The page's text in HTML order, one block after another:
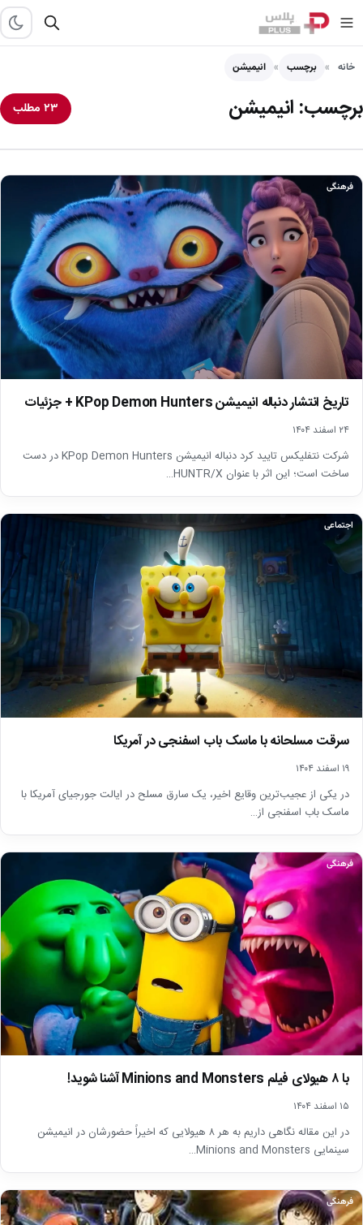
خانه برچسب انیمیشن
برچسب: انیمیشن ۲۳ مطلب
فرهنگی
تاریخ انتشار دنباله‌ انیمیشن KPop Demon Hunters + جزئیات
۲۴ اسفند ۱۴۰۴
شرکت نتفلیکس تایید کرد دنباله‌ انیمیشن KPop Demon Hunters در دست
ساخت است؛ این اثر با عنوان HUNTR/X…
اجتماعی
سرقت مسلحانه با ماسک باب اسفنجی در آمریکا
۱۹ اسفند ۱۴۰۴
در یکی از عجیب‌ترین وقایع اخیر، یک سارق مسلح در ایالت جورجیای آمریکا با
ماسک باب اسفنجی از…
فرهنگی
با ۸ هیولای فیلم Minions and Monsters آشنا شوید!
۱۵ اسفند ۱۴۰۴
در این مقاله نگاهی داریم به هر ۸ هیولایی که اخیراً حضورشان در انیمیشن
سینمایی Minions and Monsters…
فرهنگی